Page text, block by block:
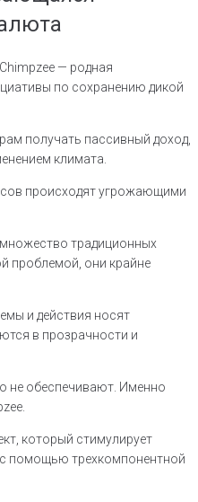
— родная
по сохранению дикой
получать пассивный доход,
климата.
происходят угрожающими
традиционных
проблемой, они крайне
и действия носят
в прозрачности и
не обеспечивают. Именно
который стимулирует
помощью трехкомпонентной